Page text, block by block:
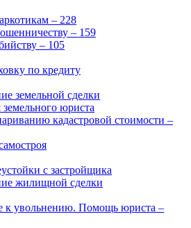
– 228
– 159
– 105
по кредиту
земельной сделки
земельного юриста
кадастровой стоимости –
с застройщика
жилищной сделки
к увольнению. Помощь юриста –